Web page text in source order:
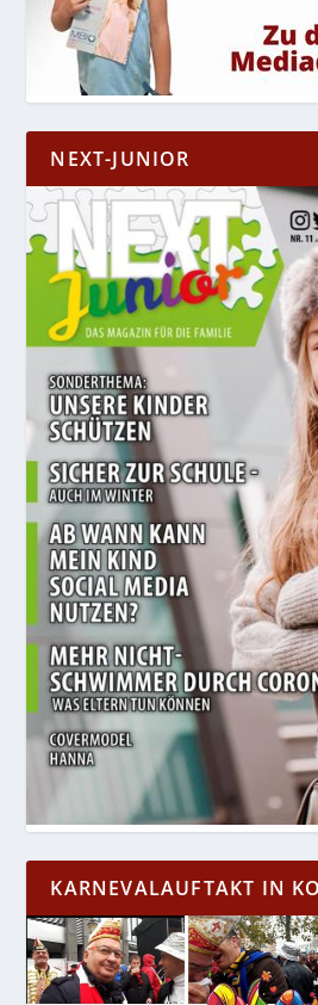
NEXT-JUNIOR
KARNEVALAUFTAKT IN